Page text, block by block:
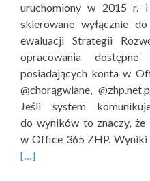
uruchomiony w 2015 r.
skierowane wyłącznie
ewaluacji Strategii
opracowania
posiadających konta w
@chorągwiane,
Jeśli system
do wyników to znaczy,
w Office 365 ZHP. Wyniki
[…]